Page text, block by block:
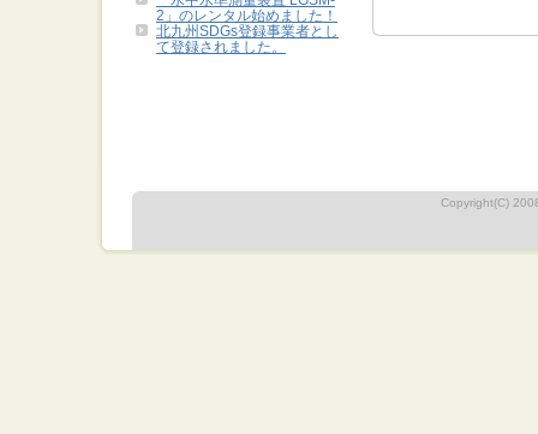
2」のレンタル始めました！
北九州SDGs登録事業者とし
て登録されました。
Copyright(C)